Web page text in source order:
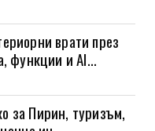
врати през
функции и AI...
за Пирин, туризъм,